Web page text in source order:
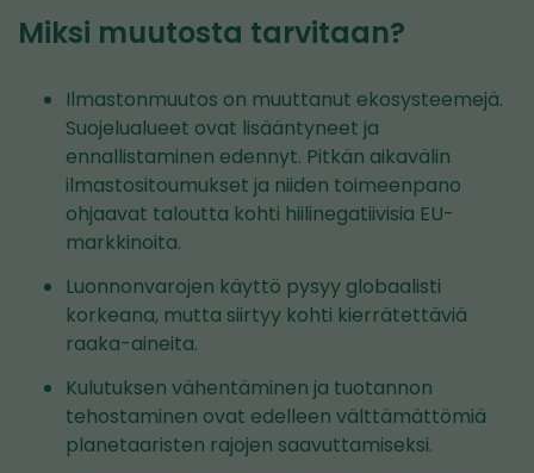
Miksi muutosta tarvitaan?
Ilmastonmuutos on muuttanut ekosysteemejä.
Suojelualueet ovat lisääntyneet ja
ennallistaminen edennyt. Pitkän aikavälin
ilmastositoumukset ja niiden toimeenpano
ohjaavat taloutta kohti hiilinegatiivisia EU-
markkinoita.
Luonnonvarojen käyttö pysyy globaalisti
korkeana, mutta siirtyy kohti kierrätettäviä
raaka-aineita.
Kulutuksen vähentäminen ja tuotannon
tehostaminen ovat edelleen välttämättömiä
planetaaristen rajojen saavuttamiseksi.